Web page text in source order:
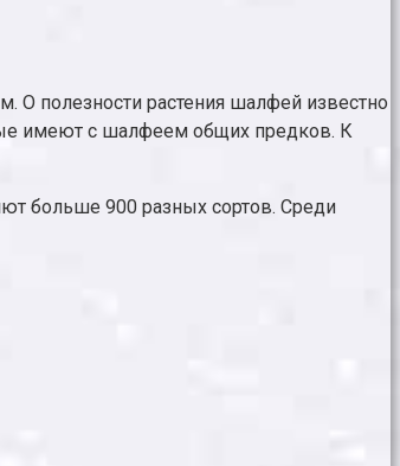
О полезности растения шалфей известно
имеют с шалфеем общих предков. К
больше 900 разных сортов. Среди